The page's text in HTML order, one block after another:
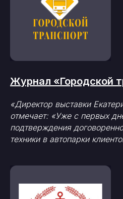
Журнал «Городской
«Директор выставки
отмечает: «Уже с первых
подтверждения
техники в автопарки